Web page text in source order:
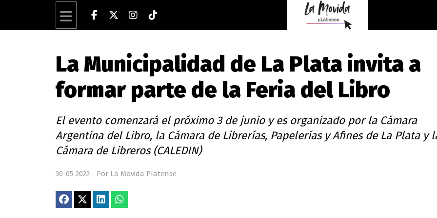
La Municipalidad de La Plata invita a
formar parte de la Feria del Libro
El evento comenzará el próximo 3 de junio y es organizado por la Cámara
Argentina del Libro, la Cámara de Librerías, Papelerías y Afines de La Plata y
Cámara de Libreros (CALEDIN)
30-05-2022 - Por La Movida Platense